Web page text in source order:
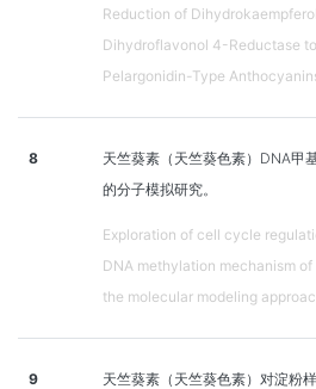
Reduction of
Dihydroflavonol 4-Reductase
Pelargonidin-Type
8
天竺葵素（天竺葵色素）DNA甲
的分子模拟研究。
Exploration of cell cycle
DNA methylation mechanism
the molecular modeling
9
天竺葵素（天竺葵色素）对淀粉